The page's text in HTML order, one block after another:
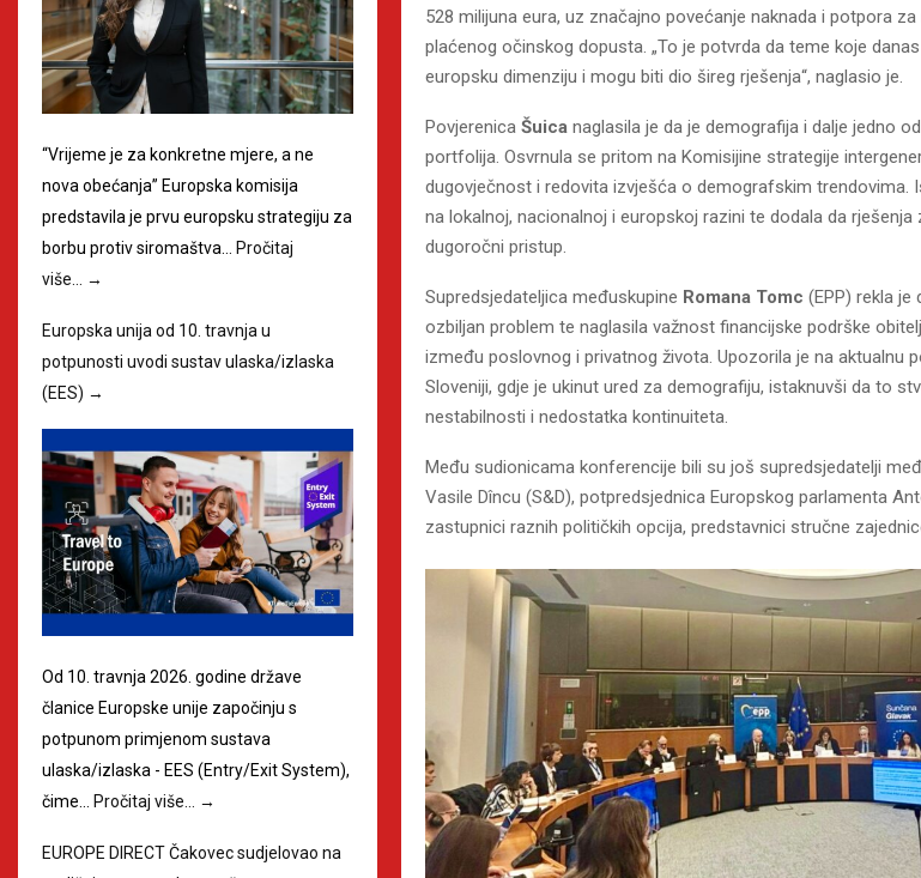
528 milijuna eura, uz značajno povećanje naknada i potpora
plaćenog očinskog dopusta. „To je potvrda da teme koje
europsku dimenziju i mogu biti dio šireg rješenja“, naglasio je.
Povjerenica Šuica naglasila je da je demografija i dalje jedno
portfolija. Osvrnula se pritom na Komisijine strategije
dugovječnost i redovita izvješća o demografskim trendovima.
na lokalnoj, nacionalnoj i europskoj razini te dodala da rješenja
dugoročni pristup.
Supredsjedateljica međuskupine Romana Tomc (EPP) rekla
ozbiljan problem te naglasila važnost financijske podrške
između poslovnog i privatnog života. Upozorila je na aktualnu
Sloveniji, gdje je ukinut ured za demografiju, istaknuvši da to
nestabilnosti i nedostatka kontinuiteta.
Među sudionicama konferencije bili su još supredsjedatelji
Vasile Dîncu (S&D), potpredsjednica Europskog parlamenta
zastupnici raznih političkih opcija, predstavnici stručne
“Vrijeme je za konkretne mjere, a ne
nova obećanja” Europska komisija
predstavila je prvu europsku strategiju za
borbu protiv siromaštva…
Pročitaj
više…
→
Europska unija od 10. travnja u
potpunosti uvodi sustav ulaska/izlaska
(EES) →
Od 10. travnja 2026. godine države
članice Europske unije započinju s
potpunom primjenom sustava
ulaska/izlaska - EES (Entry/Exit System),
čime…
Pročitaj više… →
EUROPE DIRECT Čakovec sudjelovao na